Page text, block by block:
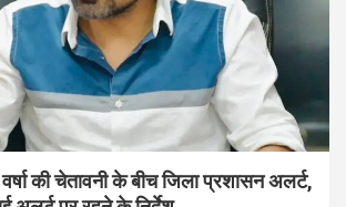
वर्षा की चेतावनी के बीच जिला प्रशासन अलर्ट,